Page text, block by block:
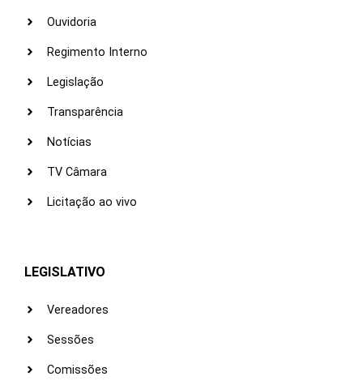
Ouvidoria
Regimento Interno
Legislação
Transparência
Notícias
TV Câmara
Licitação ao vivo
LEGISLATIVO
Vereadores
Sessões
Comissões